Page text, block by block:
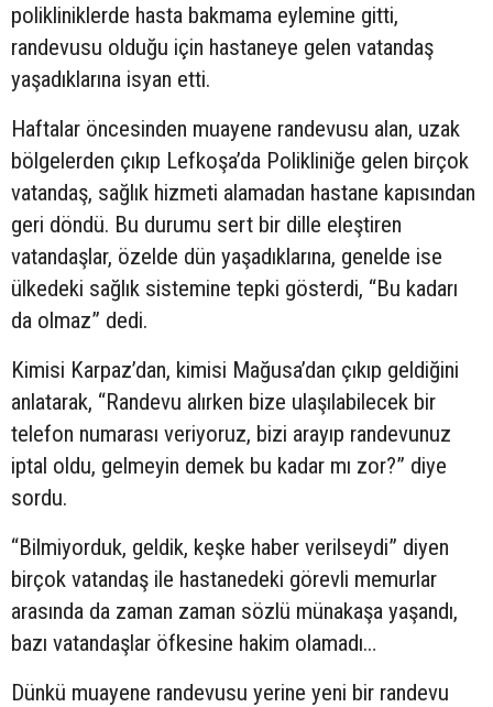
polikliniklerde hasta bakmama eylemine gitti,
randevusu olduğu için hastaneye gelen vatandaş
yaşadıklarına isyan etti.
Haftalar öncesinden muayene randevusu alan, uzak
bölgelerden çıkıp Lefkoşa’da Polikliniğe gelen birçok
vatandaş, sağlık hizmeti alamadan hastane kapısından
geri döndü. Bu durumu sert bir dille eleştiren
vatandaşlar, özelde dün yaşadıklarına, genelde ise
ülkedeki sağlık sistemine tepki gösterdi, “Bu kadarı
da olmaz” dedi.
Kimisi Karpaz’dan, kimisi Mağusa’dan çıkıp geldiğini
anlatarak, “Randevu alırken bize ulaşılabilecek bir
telefon numarası veriyoruz, bizi arayıp randevunuz
iptal oldu, gelmeyin demek bu kadar mı zor?” diye
sordu.
“Bilmiyorduk, geldik, keşke haber verilseydi” diyen
birçok vatandaş ile hastanedeki görevli memurlar
arasında da zaman zaman sözlü münakaşa yaşandı,
bazı vatandaşlar öfkesine hakim olamadı…
Dünkü muayene randevusu yerine yeni bir randevu